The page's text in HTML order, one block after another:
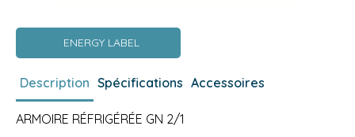
ENERGY LABEL
Description Spécifications Accessoires
ARMOIRE RÉFRIGÉRÉE GN 2/1